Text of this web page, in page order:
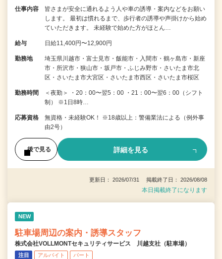
仕事内容
皆さまが安全に通れるよう人や車の誘導・案内などをお願い
します。 最初は慣れるまで、歩行者の誘導や声掛けから始め
ていただきます。 未経験で始めた方がほとん…
給与 日給11,400円〜12,900円
勤務地
埼玉県川越市・富士見市・飯能市・入間市・鶴ヶ島市・新座
市・所沢市・狭山市・坂戸市・ふじみ野市・さいたま市北
区・さいたま市大宮区・さいたま市西区・さいたま市桜区
勤務時間
＜夜勤＞ ・20：00〜翌5：00 ・21：00〜翌6：00（シフト
制） ※1日8時…
応募資格
無資格・未経験OK！ ※18歳以上：警備業法による（例外事
由2号）
後で見る 詳細を見る
更新日： 2026/07/31 掲載終了日： 2026/08/08
本日掲載終了になります
NEW
駐車場周辺の案内・誘導スタッフ
株式会社VOLLMONTセキュリティサービス 川越支社（駐車場）
注目 アルバイト パート